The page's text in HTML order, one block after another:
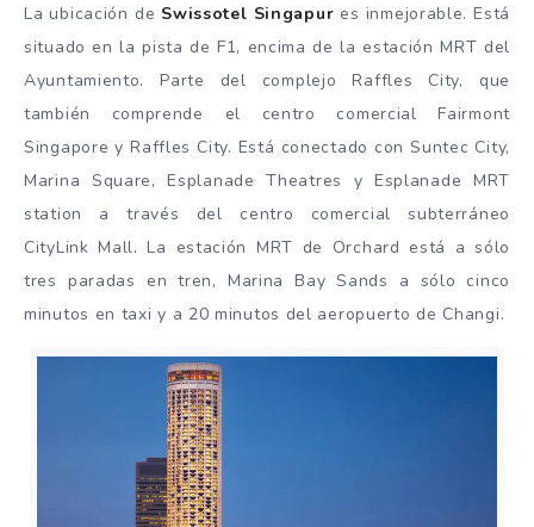
La ubicación de Swissotel Singapur es inmejorable. Está
situado en la pista de F1, encima de la estación MRT del
Ayuntamiento. Parte del complejo Raffles City, que
también comprende el centro comercial Fairmont
Singapore y Raffles City. Está conectado con Suntec City,
Marina Square, Esplanade Theatres y Esplanade MRT
station a través del centro comercial subterráneo
CityLink Mall. La estación MRT de Orchard está a sólo
tres paradas en tren, Marina Bay Sands a sólo cinco
minutos en taxi y a 20 minutos del aeropuerto de Changi.